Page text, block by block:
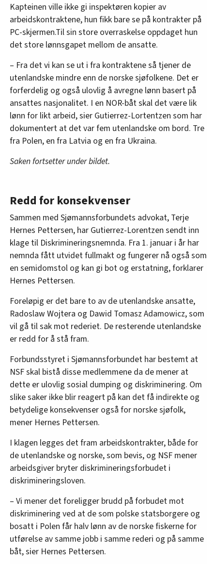
Kapteinen ville ikke gi inspektøren kopier av
arbeidskontraktene, hun fikk bare se på kontrakter på
PC-skjermen.Til sin store overraskelse oppdaget hun
det store lønnsgapet mellom de ansatte.
– Fra det vi kan se ut i fra kontraktene så tjener de
utenlandske mindre enn de norske sjøfolkene. Det er
forferdelig og også ulovlig å avregne lønn basert på
ansattes nasjonalitet. I en NOR-båt skal det være lik
lønn for likt arbeid, sier Gutierrez-Lortentzen som har
dokumentert at det var fem utenlandske om bord. Tre
fra Polen, en fra Latvia og en fra Ukraina.
Saken fortsetter under bildet.
Redd for konsekvenser
Sammen med Sjømannsforbundets advokat, Terje
Hernes Pettersen, har Gutierrez-Lorentzen sendt inn
klage til Diskrimineringsnemnda. Fra 1. januar i år har
nemnda fått utvidet fullmakt og fungerer nå også som
en semidomstol og kan gi bot og erstatning, forklarer
Hernes Pettersen.
Foreløpig er det bare to av de utenlandske ansatte,
Radoslaw Wojtera og Dawid Tomasz Adamowicz, som
vil gå til sak mot rederiet. De resterende utenlandske
er redd for å stå fram.
Forbundsstyret i Sjømannsforbundet har bestemt at
NSF skal bistå disse medlemmene da de mener at
dette er ulovlig sosial dumping og diskriminering. Om
slike saker ikke blir reagert på kan det få indirekte og
betydelige konsekvenser også for norske sjøfolk,
mener Hernes Pettersen.
I klagen legges det fram arbeidskontrakter, både for
de utenlandske og norske, som bevis, og NSF mener
arbeidsgiver bryter diskrimineringsforbudet i
diskrimineringsloven.
– Vi mener det foreligger brudd på forbudet mot
diskriminering ved at de som polske statsborgere og
bosatt i Polen får halv lønn av de norske fiskerne for
utførelse av samme jobb i samme rederi og på samme
båt, sier Hernes Pettersen.